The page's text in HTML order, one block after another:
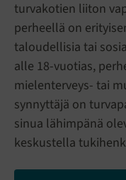
turvakotien liiton
perheellä on
taloudellisia tai
alle 18-vuotias,
mielenterveys- tai
synnyttäjä on
sinua lähimpänä
keskustella